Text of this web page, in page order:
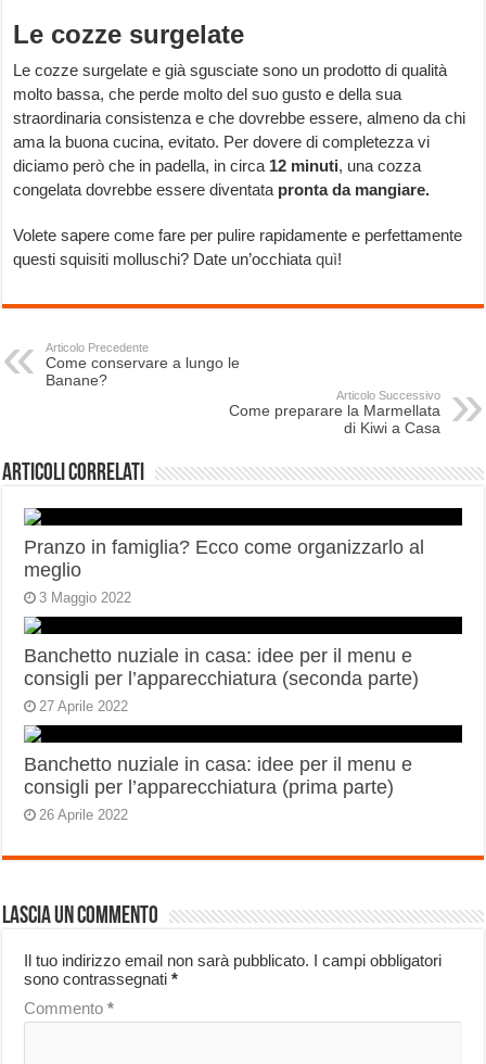
Le cozze surgelate
Le cozze surgelate e già sgusciate sono un prodotto di qualità
molto bassa, che perde molto del suo gusto e della sua
straordinaria consistenza e che dovrebbe essere, almeno da chi
ama la buona cucina, evitato. Per dovere di completezza vi
diciamo però che in padella, in circa 12 minuti, una cozza
congelata dovrebbe essere diventata pronta da mangiare.
Volete sapere come fare per pulire rapidamente e perfettamente
questi squisiti molluschi? Date un’occhiataquì!
Articolo Precedente
Come conservare a lungo le
Banane?
Articolo Successivo
Come preparare la Marmellata
di Kiwi a Casa
Articoli correlati
Pranzo in famiglia? Ecco come organizzarlo al
meglio
3 Maggio 2022
Banchetto nuziale in casa: idee per il menu e
consigli per l’apparecchiatura (seconda parte)
27 Aprile 2022
Banchetto nuziale in casa: idee per il menu e
consigli per l’apparecchiatura (prima parte)
26 Aprile 2022
Lascia un commento
Il tuo indirizzo email non sarà pubblicato. I campi obbligatori
sono contrassegnati*
Commento*